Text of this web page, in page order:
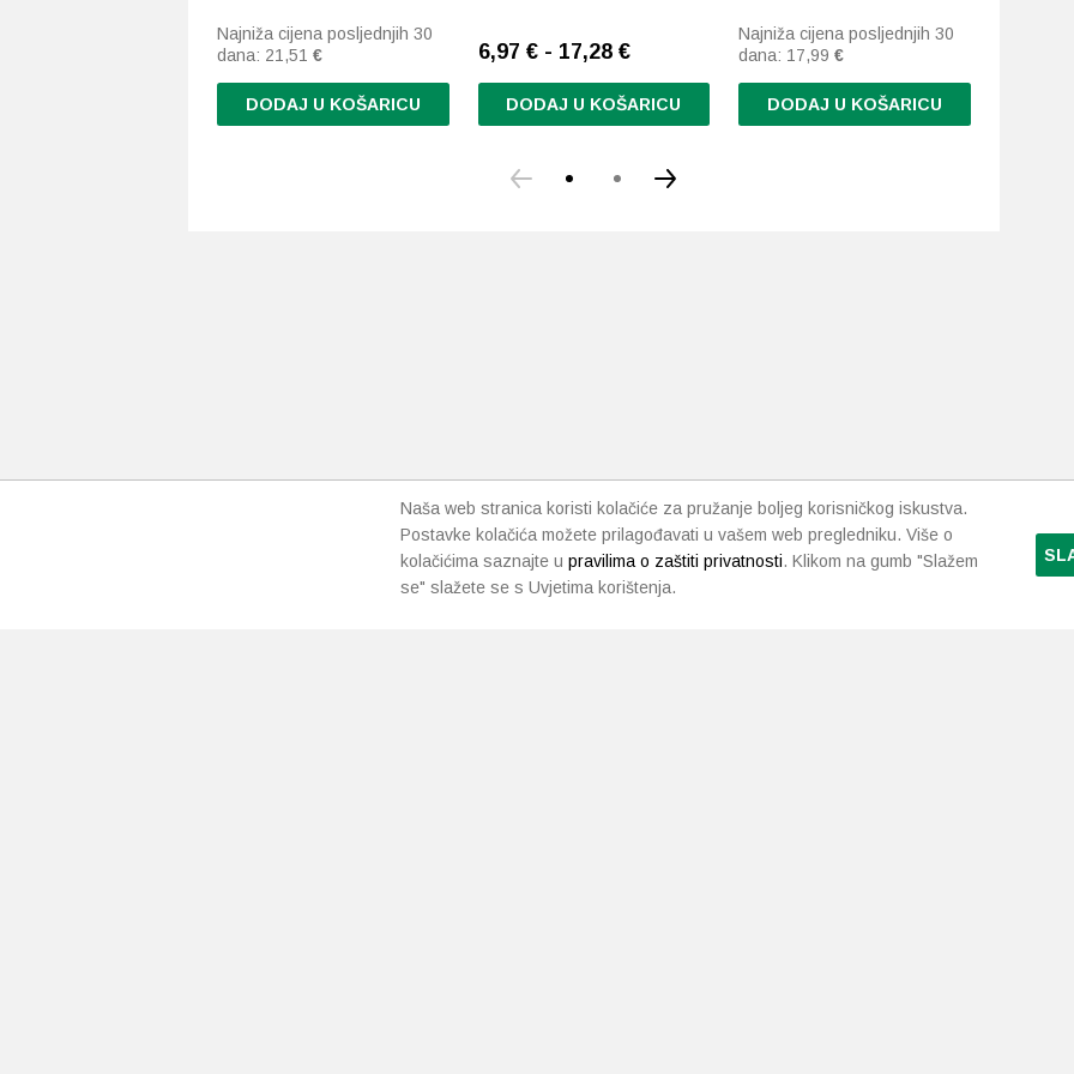
Najniža cijena posljednjih 30
dana: 21,51 €
DODAJ U KOŠARICU
6,97 € - 17,28 €
DODAJ U KOŠARICU
Najniža cijena posljednjih 30
dana: 17,99€
DODAJ U KOŠARICU
Naša web stranica koristi kolačiće za pružanje boljeg korisničkog iskustva.
Postavke kolačića možete prilagođavati u vašem web pregledniku. Više o
kolačićima saznajte u pravilima o zaštiti privatnosti. Klikom na gumb "Slažem
se" slažete se s Uvjetima korištenja.